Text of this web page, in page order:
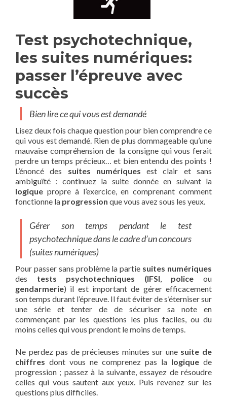
Test psychotechnique,
les suites numériques:
passer l’épreuve avec
succès
Bien lire ce qui vous est demandé
Lisez deux fois chaque question pour bien comprendre ce
qui vous est demandé. Rien de plus dommageable qu’une
mauvaise compréhension de la consigne qui vous ferait
perdre un temps précieux… et bien entendu des points !
L’énoncé des suites numériques est clair et sans
ambiguïté : continuez la suite donnée en suivant la
logique propre à l’exercice, en comprenant comment
fonctionne la progression que vous avez sous les yeux.
Gérer son temps pendant le test
psychotechnique dans le cadre d’un concours
(suites numériques)
Pour passer sans problème la partie suites numériques
des tests psychotechniques (IFSI, police ou
gendarmerie) il est important de gérer efficacement
son temps durant l’épreuve. Il faut éviter de s’éterniser sur
une série et tenter de de sécuriser sa note en
commençant par les questions les plus faciles, ou du
moins celles qui vous prendont le moins de temps.
Ne perdez pas de précieuses minutes sur unesuite de
chiffres dont vous ne comprenez pas la logique de
progression ; passez à la suivante, essayez de résoudre
celles qui vous sautent aux yeux. Puis revenez sur les
questions plus difficiles.